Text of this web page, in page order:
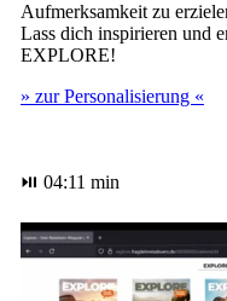
Aufmerksamkeit zu
Lass dich inspirieren und
EXPLORE!
» zur Personalisierung «
⏯ 04:11 min